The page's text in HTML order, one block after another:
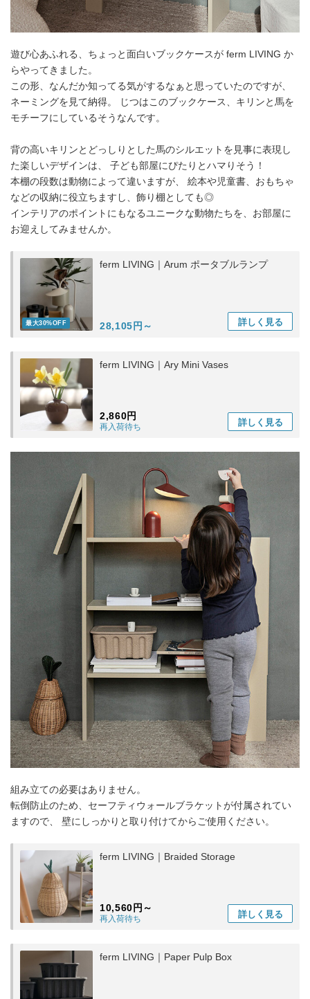
遊び心あふれる、ちょっと面白いブックケースが ferm LIVING か
らやってきました。
この形、なんだか知ってる気がするなぁと思っていたのですが、
ネーミングを見て納得。 じつはこのブックケース、キリンと馬を
モチーフにしているそうなんです。
背の高いキリンとどっしりとした馬のシルエットを見事に表現し
た楽しいデザインは、 子ども部屋にぴたりとハマりそう！
本棚の段数は動物によって違いますが、 絵本や児童書、おもちゃ
などの収納に役立ちますし、飾り棚としても◎
インテリアのポイントにもなるユニークな動物たちを、お部屋に
お迎えしてみませんか。
最大30%OFF
ferm LIVING｜Arum ポータブルランプ
28,105円～ 詳しく 見る
ferm LIVING｜Ary Mini Vases
2,860円
再入荷待ち 詳しく 見る
組み立ての必要はありません。
転倒防止のため、セーフティウォールブラケットが付属されてい
ますので、 壁にしっかりと取り付けてからご使用ください。
ferm LIVING｜Braided Storage
10,560円～
再入荷待ち 詳しく 見る
ferm LIVING｜Paper Pulp Box